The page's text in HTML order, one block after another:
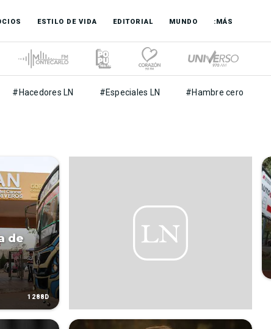
ESTILO DE VIDA EDITORIAL MUNDO :MÁS
#Hacedores LN #Especiales LN #Hambre cero
de
1288D